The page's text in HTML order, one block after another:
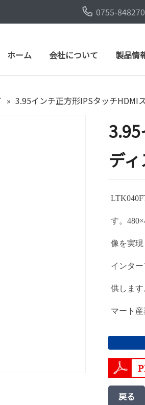
0755-
ホーム 会社について 製品情
» 3.95インチ正方形IPSタッチHDMI
デ
す。
像を実
インタ
供しま
マート
戻る